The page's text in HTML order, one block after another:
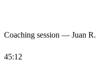
Coaching session — Juan R.
45:12